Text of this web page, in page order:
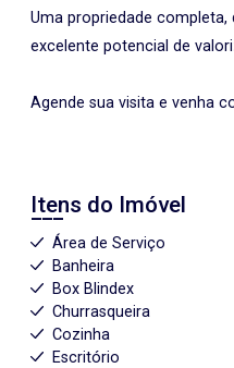
Uma propriedade
excelente potencial de
Agende sua visita e venha
Itens do Imóvel
Área de Serviço
Banheira
Box Blindex
Churrasqueira
Cozinha
Escritório